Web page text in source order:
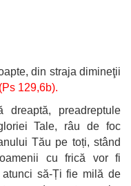
din straja dimineţii
(Ps 129,6b).
preadreptule
Tale, râu de foc
Tău pe toți, stând
cu frică vor fi
să-Ți fie milă de